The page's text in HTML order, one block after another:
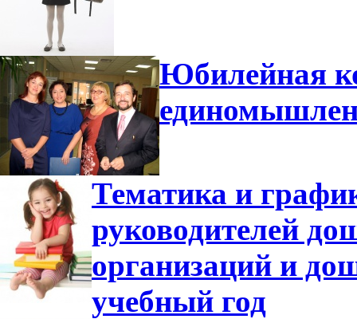
Юбилейная
Тематика и
руководителей
организаций и
учебный год